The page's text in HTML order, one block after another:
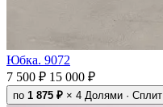
Юбка. 9072
7 500 ₽ 15 000 ₽
по 1 875 ₽ × 4 Долями · Сплит